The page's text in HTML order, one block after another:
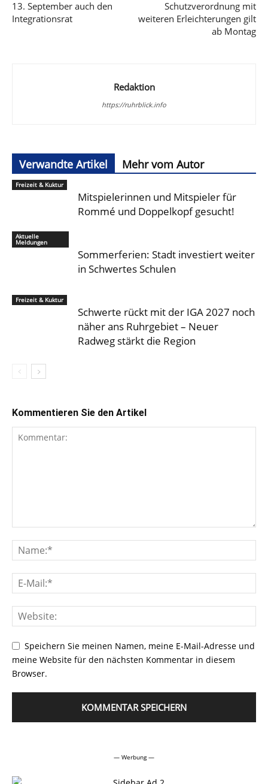
13. September auch den
Integrationsrat
Schutzverordnung mit
weiteren Erleichterungen gilt
ab Montag
Redaktion
https://ruhrblick.info
Verwandte Artikel Mehr vom Autor
Freizeit & Kuktur
Mitspielerinnen und Mitspieler für
Rommé und Doppelkopf gesucht!
Aktuelle
Meldungen
Sommerferien: Stadt investiert weiter
in Schwertes Schulen
Freizeit & Kuktur
Schwerte rückt mit der IGA 2027 noch
näher ans Ruhrgebiet – Neuer
Radweg stärkt die Region
Kommentieren Sie den Artikel
Speichern Sie meinen Namen, meine E-Mail-Adresse und
meine Website für den nächsten Kommentar in diesem
Browser.
— Werbung —